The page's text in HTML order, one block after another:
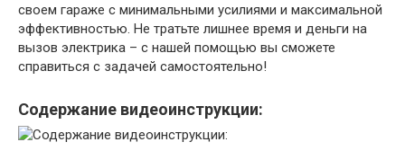
своем гараже с минимальными усилиями и максимальной
эффективностью. Не тратьте лишнее время и деньги на
вызов электрика – с нашей помощью вы сможете
справиться с задачей самостоятельно!
Содержание видеоинструкции: